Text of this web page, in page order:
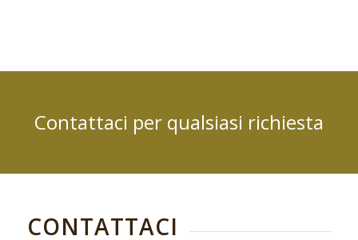
Contattaci per qualsiasi richiesta
CONTATTACI